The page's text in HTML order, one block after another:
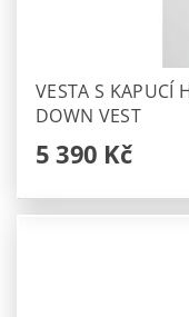
VESTA S KAPUCÍ
DOWN VEST
5 390 Kč